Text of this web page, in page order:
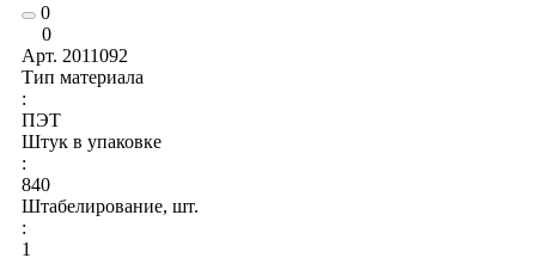
0
0
Арт. 2011092
Тип материала
:
ПЭТ
Штук в упаковке
:
840
Штабелирование, шт.
:
1